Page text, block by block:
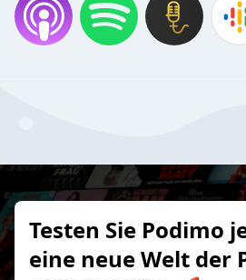
Testen Sie Podimo
eine neue Welt der